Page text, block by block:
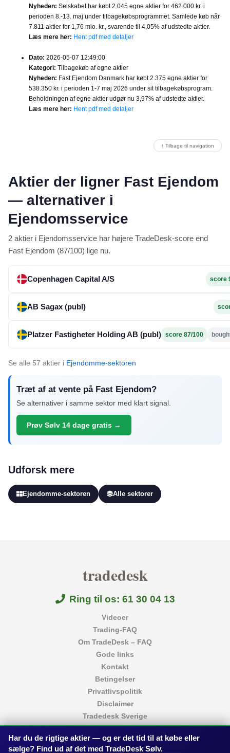
Nyheden: Selskabet har købt 2.045 egne aktier for 462.000 kr. i
perioden 8.-13. maj under tilbagekøbsprogrammet. Samlede køb når
7.811 aktier for 1,76 mio. kr., svarende til 4,05% af udstedte aktier.
Læs mere her: Hent pdf med detaljer
Dato: 2026-05-07 12:49:00
Kategori: Tilbagekøb af egne aktier
Nyheden: Fast Ejendom Danmark har købt 2.375 egne aktier for
538.350 kr. i perioden 1-7 maj 2026 under sit tilbagekøbsprogram.
Beholdningen af egne aktier udgør nu 3,97% af udstedte aktier.
Læs mere her: Hent pdf med detaljer
↑ Tilbage til navigation
Aktier der ligner Fast Ejendom
— alternativer i
Ejendomsservice
2 aktier i Ejendomsservice har højere TradeDesk-score end
Fast Ejendom (87/100) lige nu.
Copenhagen Capital A/S score
AB Sagax (publ)
Platzer Fastigheter Holding AB (publ) score 87/100
Se alle 57 aktier i Ejendomme-sektoren
Træt af at vente på Fast Ejendom?
Se alternativer i samme sektor med klart signal.
Prøv Sølv 14 dage gratis →
Udforsk mere
Ejendomme-sektoren Alle sektorer
Har du de rigtige aktier — og er det tid til at købe eller
sælge? Find ud af det med TradeDesk Sølv.
tradedesk
Ring til os: 61 30 04 13
Videoer
Trading-FAQ
Om TradeDesk – FAQ
Gode links
Kontakt
Betingelser
Privatlivspolitik
Disclaimer
Tradedesk Sverige
Handelsdesk Tyskland
WallStreetBuys USA